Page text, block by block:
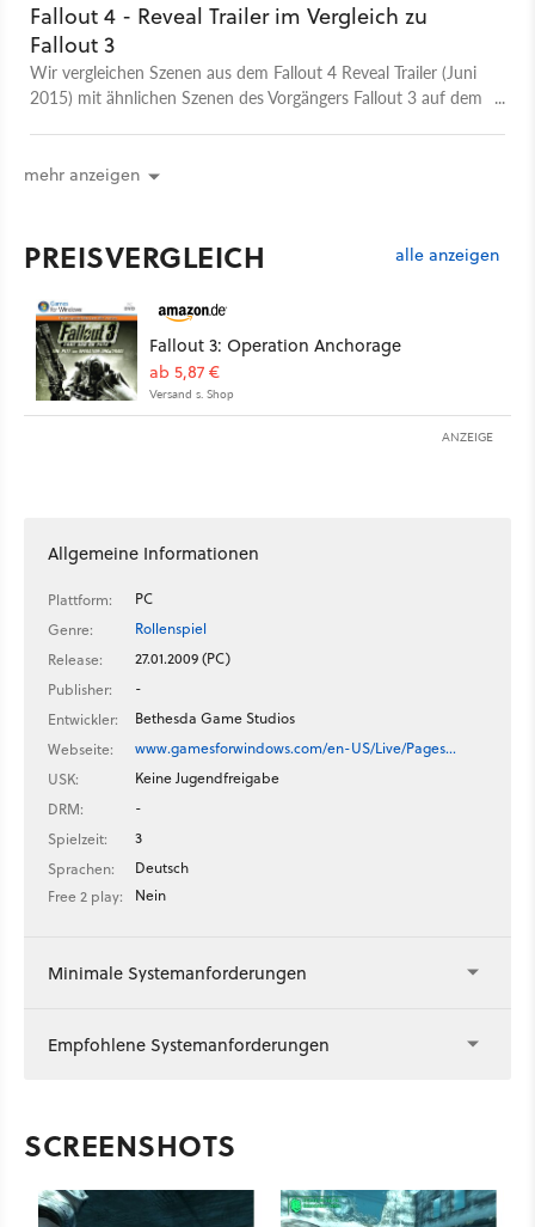
Fallout 4 - Reveal Trailer im Vergleich zu
Fallout 3
Wir vergleichen Szenen aus dem Fallout 4 Reveal Trailer (Juni
2015) mit ähnlichen Szenen des Vorgängers Fallout 3 auf dem
Wetterbedingungen so gut wie möglich berücksichtigt. Fallout
mehr anzeigen
PREISVERGLEICH alle anzeigen
Fallout 3: Operation Anchorage
ab 5,87 €
Versand s. Shop
ANZEIGE
Allgemeine Informationen
Plattform:
PC
Genre:
Rollenspiel
Release:
27.01.2009 (PC)
Publisher:
-
Entwickler:
Bethesda Game Studios
Webseite:
www.gamesforwindows.com/en-US/Live/Pages…
USK:
Keine Jugendfreigabe
DRM:
-
Spielzeit:
3
Sprachen:
Deutsch
Free 2 play:
Nein
Minimale Systemanforderungen
Empfohlene Systemanforderungen
SCREENSHOTS